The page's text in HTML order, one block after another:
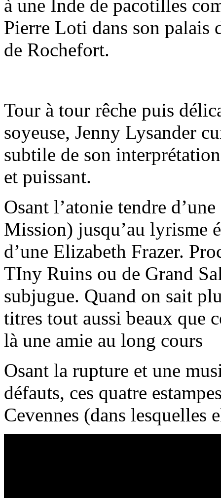
à une Inde de pacotilles
Pierre Loti dans son palais
de Rochefort.
Tour à tour rêche puis
soyeuse, Jenny Lysander
subtile de son
et puissant.
Osant l’atonie tendre
Mission) jusqu’au lyrisme
d’une Elizabeth Frazer.
TIny Ruins ou de Grand
subjugue. Quand on sait
titres tout aussi beaux que
là une amie au long cours
Osant la rupture et une
défauts, ces quatre
Cevennes (dans lesquelles